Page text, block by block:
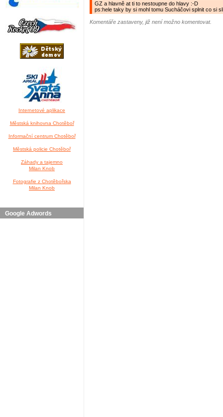
Internetové aplikace
Městská knihovna Chotěboř
Informační centrum Chotěboř
Městská policie Chotěboř
Záhady a tajemno
Milan Knob
Fotografie z Chotěbořska
Milan Knob
Google Adwords
GZ a hlavně at ti to nestoupne do hlavy :-D
ps:hele taky by si mohl tomu Sucháčovi splnit co si
Komentáře zastaveny, již není možno komentovat.